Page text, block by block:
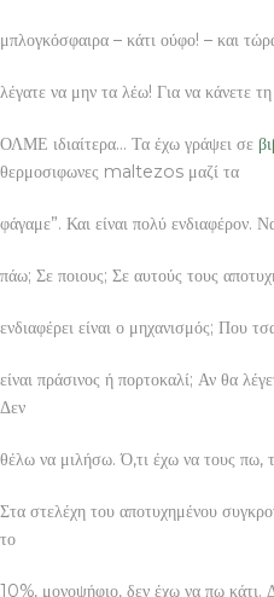
μπλογκόσφαιρα – κάτι ούφο! – και
λέγατε να μην τα λέω! Για να κάνετε
ΟΛΜΕ ιδιαίτερα… Τα έχω γράψει σε
θερμοσιφωνες maltezos μαζί τα
φάγαμε”. Και είναι πολύ ενδιαφέρον.
πάω; Σε ποιους; Σε αυτούς τους
ενδιαφέρει είναι ο μηχανισμός; Που
είναι πράσινος ή πορτοκαλί; Αν θα
Δεν
θέλω να μιλήσω. Ό,τι έχω να τους πω,
Στα στελέχη του αποτυχημένου
το
10%, μονοψήφιο, δεν έχω να πω κάτι.